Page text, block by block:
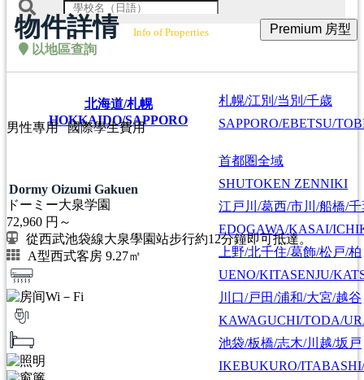
以地區查詢
北海道/札幌
HOKKAIDO/SAPPORO
札幌/江別/当別/千歳
SAPPORO/EBETSU/
首都圏全域
SHUTOKEN ZENNIKI
江戸川/葛西/市川/船橋/千
EDOGAWA/KASAI/
上野/北千住/葛飾/松戸/柏
UENO/KITASENJU/
川口/戸田/浦和/大宮/越谷
KAWAGUCHI/TODA/
池袋/板橋/志木/川越/坂戸
IKEBUKURO/
物件詳情 Info of Properties Premium 房型
男性專用 國際學生費用
Dormy Oizumi Gakuen
ドーミー大泉学園
72,960 円～
從西武池袋線大泉學園站步行約12分鐘即可抵達。
A型西式客房 9.27㎡